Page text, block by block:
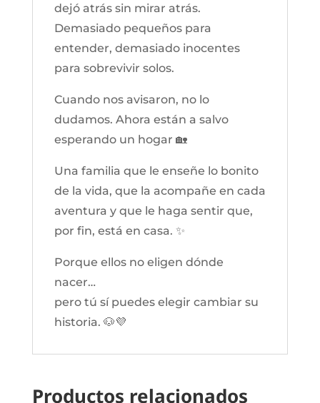
dejó atrás sin mirar atrás.
Demasiado pequeños para
entender, demasiado inocentes
para sobrevivir solos.
Cuando nos avisaron, no lo
dudamos. Ahora están a salvo
esperando un hogar 🏡
Una familia que le enseñe lo bonito
de la vida, que la acompañe en cada
aventura y que le haga sentir que,
por fin, está en casa. ✨
Porque ellos no eligen dónde
nacer…
pero tú sí puedes elegir cambiar su
historia. 🐶💜
Productos relacionados